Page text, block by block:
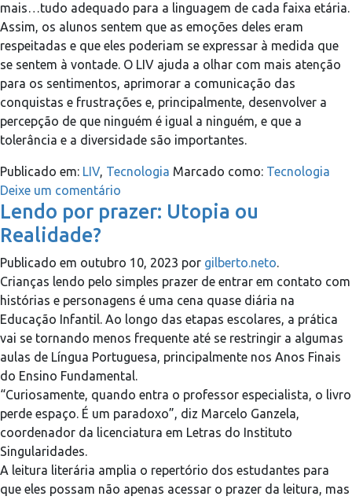
mais…tudo adequado para a linguagem de cada faixa etária.
Assim, os alunos sentem que as emoções deles eram
respeitadas e que eles poderiam se expressar à medida que
se sentem à vontade. O LIV ajuda a olhar com mais atenção
para os sentimentos, aprimorar a comunicação das
conquistas e frustrações e, principalmente, desenvolver a
percepção de que ninguém é igual a ninguém, e que a
tolerância e a diversidade são importantes.
Publicado em: LIV, Tecnologia Marcado como: Tecnologia
Deixe um comentário
Lendo por prazer: Utopia ou
Realidade?
Publicado em outubro 10, 2023 por gilberto.neto.
Crianças lendo pelo simples prazer de entrar em contato com
histórias e personagens é uma cena quase diária na
Educação Infantil. Ao longo das etapas escolares, a prática
vai se tornando menos frequente até se restringir a algumas
aulas de Língua Portuguesa, principalmente nos Anos Finais
do Ensino Fundamental.
“Curiosamente, quando entra o professor especialista, o livro
perde espaço. É um paradoxo”, diz Marcelo Ganzela,
coordenador da licenciatura em Letras do Instituto
Singularidades.
A leitura literária amplia o repertório dos estudantes para
que eles possam não apenas acessar o prazer da leitura, mas